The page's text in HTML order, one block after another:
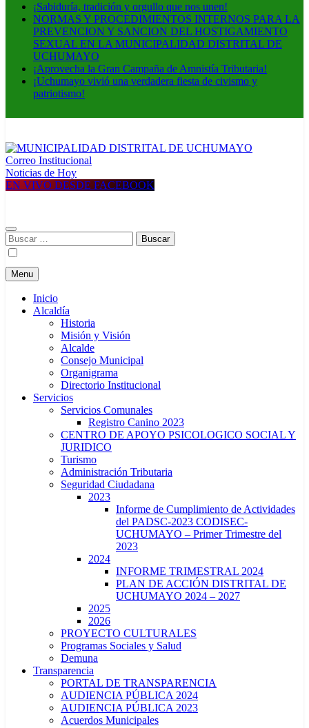
¡Sabiduría, tradición y orgullo que nos unen!
NORMAS Y PROCEDIMIENTOS INTERNOS PARA LA
PREVENCION Y SANCION DEL HOSTIGAMIENTO
SEXUAL EN LA MUNICIPALIDAD DISTRITAL DE
UCHUMAYO
¡Aprovecha la Gran Campaña de Amnistía Tributaria!
¡Uchumayo vivió una verdadera fiesta de civismo y
patriotismo!
MUNICIPALIDAD DISTRITAL DE UCHUMAYO
Construyendo una nueva Historia
Correo Institucional
Noticias de Hoy
EN VIVO DESDE FACEBOOK
Buscar:
Menu
Inicio
Alcaldía
Historia
Misión y Visión
Alcalde
Consejo Municipal
Organigrama
Directorio Institucional
Servicios
Servicios Comunales
Registro Canino 2023
CENTRO DE APOYO PSICOLOGICO SOCIAL Y
JURIDICO
Turismo
Administración Tributaria
Seguridad Ciudadana
2023
Informe de Cumplimiento de Actividades
del PADSC-2023 CODISEC-
UCHUMAYO – Primer Trimestre del
2023
2024
INFORME TRIMESTRAL 2024
PLAN DE ACCIÓN DISTRITAL DE
UCHUMAYO 2024 – 2027
2025
2026
PROYECTO CULTURALES
Programas Sociales y Salud
Demuna
Transparencia
PORTAL DE TRANSPARENCIA
AUDIENCIA PÚBLICA 2024
AUDIENCIA PÚBLICA 2023
Acuerdos Municipales